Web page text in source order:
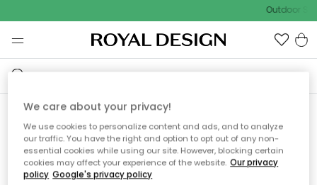
Outdoor
Emme valitettavasti löydä
etsimääsi sivua
We care about your privacy!
We use cookies to personalize content and ads, and to analyze
our traffic. You have the right and option to opt out of any non-
essential cookies while using our site. However, blocking certain
cookies may affect your experience of the website. Our privacy
policy Google's privacy policy